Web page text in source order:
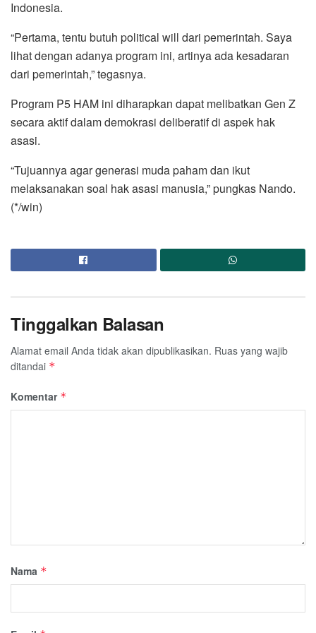
Indonesia.
“Pertama, tentu butuh political will dari pemerintah. Saya
lihat dengan adanya program ini, artinya ada kesadaran
dari pemerintah,” tegasnya.
Program P5 HAM ini diharapkan dapat melibatkan Gen Z
secara aktif dalam demokrasi deliberatif di aspek hak
asasi.
“Tujuannya agar generasi muda paham dan ikut
melaksanakan soal hak asasi manusia,” pungkas Nando.
(*/win)
Tinggalkan Balasan
Alamat email Anda tidak akan dipublikasikan. Ruas yang wajib
ditandai *
Komentar *
Nama *